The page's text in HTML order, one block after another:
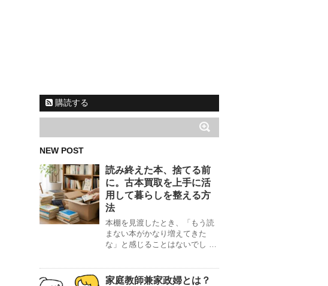
購読する
NEW POST
読み終えた本、捨てる前
に。古本買取を上手に活
用して暮らしを整える方
法
本棚を見渡したとき、「もう読
まない本がかなり増えてきた
な」と感じることはないでし …
家庭教師兼家政婦とは？